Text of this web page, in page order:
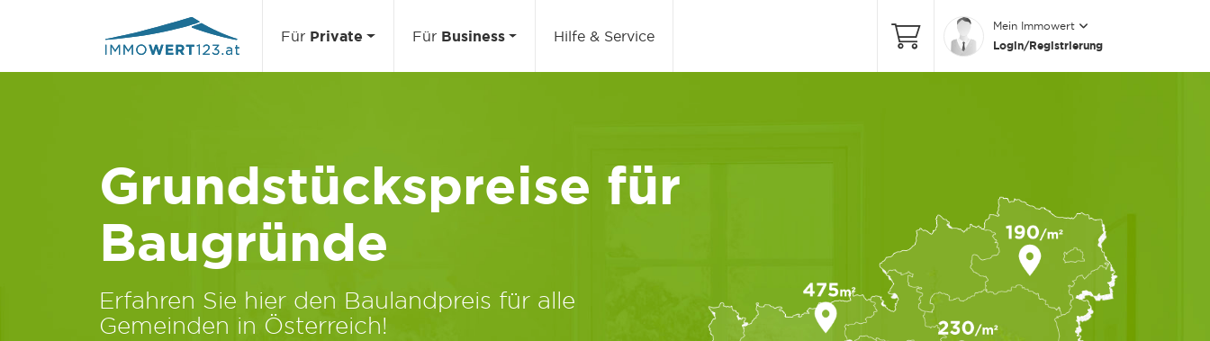
Für Private Für Business Hilfe & Service
Mein Immowert
Login/Registrierung
Grundstückspreise für
Baugründe
Erfahren Sie hier den Baulandpreis für alle
Gemeinden in Österreich!